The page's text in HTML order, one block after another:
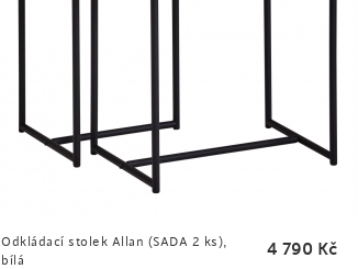
Odkládací stolek Allan (SADA 2 ks),
bílá
4 790 Kč